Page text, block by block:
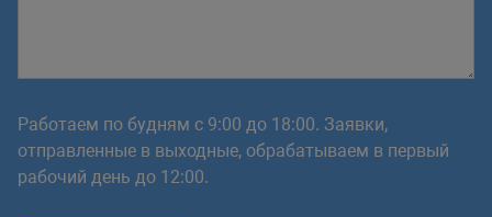
Работаем по будням с 9:00 до 18:00. Заявки,
отправленные в выходные, обрабатываем в первый
рабочий день до 12:00.